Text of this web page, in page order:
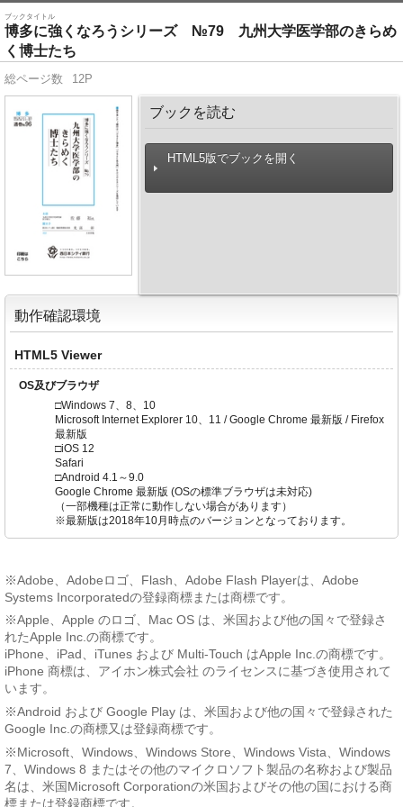
ブックタイトル
博多に強くなろうシリーズ №79 九州大学医学部のきらめ
く博士たち
総ページ数 12P
ブックを読む
HTML5版でブックを開く
動作確認環境
HTML5 Viewer
OS及びブラウザ
□Windows 7、8、10
Microsoft Internet Explorer 10、11 / Google Chrome 最新版 / Firefox
最新版
□iOS 12
Safari
□Android 4.1～9.0
Google Chrome 最新版 (OSの標準ブラウザは未対応)
（一部機種は正常に動作しない場合があります）
※最新版は2018年10月時点のバージョンとなっております。
※Adobe、Adobeロゴ、Flash、Adobe Flash Playerは、Adobe
Systems Incorporatedの登録商標または商標です。
※Apple、Apple のロゴ、Mac OS は、米国および他の国々で登録さ
れたApple Inc.の商標です。
iPhone、iPad、iTunes および Multi-Touch はApple Inc.の商標です。
iPhone 商標は、アイホン株式会社 のライセンスに基づき使用されて
います。
※Android および Google Play は、米国および他の国々で登録された
Google Inc.の商標又は登録商標です。
※Microsoft、Windows、Windows Store、Windows Vista、Windows
7、Windows 8 またはその他のマイクロソフト製品の名称および製品
名は、米国Microsoft Corporationの米国およびその他の国における商
標または登録商標です。